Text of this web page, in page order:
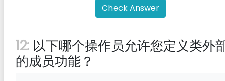
Check Answer
12: 以下哪个操作员允许您定义类外
的成员功能？